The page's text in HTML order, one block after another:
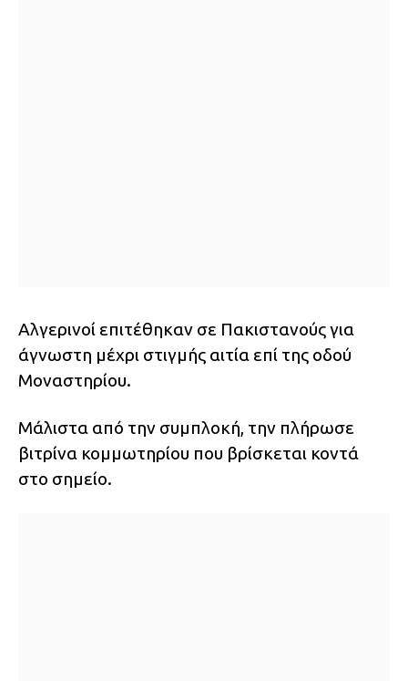
Αλγερινοί επιτέθηκαν σε Πακιστανούς για
άγνωστη μέχρι στιγμής αιτία επί της οδού
Μοναστηρίου.
Μάλιστα από την συμπλοκή, την πλήρωσε
βιτρίνα κομμωτηρίου που βρίσκεται κοντά
στο σημείο.